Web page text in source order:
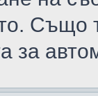
Също
за